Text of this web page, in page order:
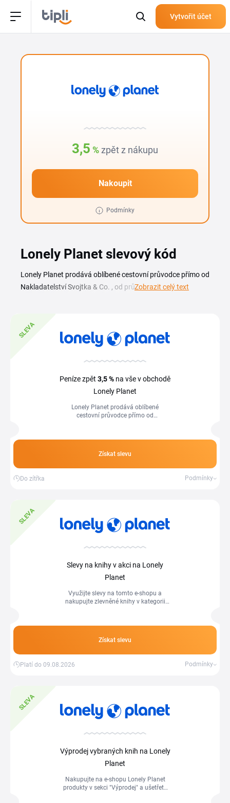
Vytvořit účet
3,5 % zpět z nákupu
Nakoupit
Podmínky
Lonely Planet slevový kód
Lonely Planet prodává oblíbené cestovní průvodce přímo od
Nakladatelství Svojtka & Co. , od průvodců po konkrétních
další dobrodružství za výhodnější cenu. Většina titulů je
skladem a u objednávky můžeš využít i osobní odběr.
Aktuální slevový kupón Lonely Planet i probíhající akce
najdeš v přehledu na této stránce. Stačí vybrat platný kód,
nákupu cestovních průvodců ušetříš.
Zobrazit celý text
SLEVA
Peníze zpět 3,5 % na vše v obchodě
Lonely Planet
Lonely Planet prodává oblíbené
cestovní průvodce přímo od
městech až po...
Získat slevu
Do zítřka Podmínky
SLEVA
Slevy na knihy v akci na Lonely
Planet
Využijte slevy na tomto e-shopu a
nakupujte zlevněné knihy v kategorii
Získat slevu
Platí do 09.08.2026 Podmínky
SLEVA
Výprodej vybraných knih na Lonely
Planet
Nakupujte na e-shopu Lonely Planet
produkty v sekci "Výprodej" a ušetřete